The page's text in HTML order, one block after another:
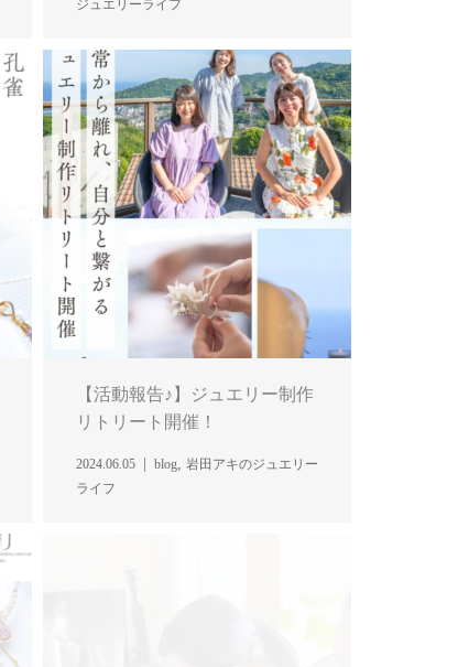
【活動報告♪】ジュエリー制作
リトリート開催！
2024.06.05 blog, 岩田アキのジュエリー
ライフ